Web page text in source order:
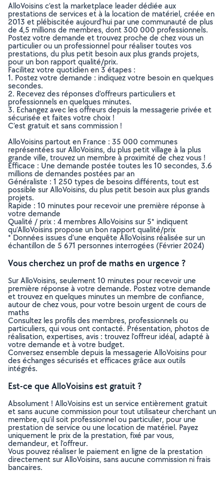
AlloVoisins c’est la marketplace leader dédiée aux
prestations de services et à la location de matériel, créée en
2013 et plébiscitée aujourd’hui par une communauté de plus
de 4,5 millions de membres, dont 300 000 professionnels.
Postez votre demande et trouvez proche de chez vous un
particulier ou un professionnel pour réaliser toutes vos
prestations, du plus petit besoin aux plus grands projets,
pour un bon rapport qualité/prix.
Facilitez votre quotidien en 3 étapes :
1. Postez votre demande : indiquez votre besoin en quelques
secondes.
2. Recevez des réponses d’offreurs particuliers et
professionnels en quelques minutes.
3. Echangez avec les offreurs depuis la messagerie privée et
sécurisée et faites votre choix !
C’est gratuit et sans commission !
AlloVoisins partout en France : 35 000 communes
représentées sur AlloVoisins, du plus petit village à la plus
grande ville, trouvez un membre à proximité de chez vous !
Efficace : Une demande postée toutes les 10 secondes, 3.6
millions de demandes postées par an
Généraliste : 1 250 types de besoins différents, tout est
possible sur AlloVoisins, du plus petit besoin aux plus grands
projets.
Rapide : 10 minutes pour recevoir une première réponse à
votre demande
Qualité / prix : 4 membres AlloVoisins sur 5* indiquent
qu’AlloVoisins propose un bon rapport qualité/prix
* Données issues d’une enquête AlloVoisins réalisée sur un
échantillon de 5 671 personnes interrogées (Février 2024)
Vous cherchez un prof de maths en urgence ?
Sur AlloVoisins, seulement 10 minutes pour recevoir une
première réponse à votre demande. Postez votre demande
et trouvez en quelques minutes un membre de confiance,
autour de chez vous, pour votre besoin urgent de cours de
maths
Consultez les profils des membres, professionnels ou
particuliers, qui vous ont contacté. Présentation, photos de
réalisation, expertises, avis : trouvez l'offreur idéal, adapté à
votre demande et à votre budget.
Conversez ensemble depuis la messagerie AlloVoisins pour
des échanges sécurisés et efficaces grâce aux outils
intégrés.
Est-ce que AlloVoisins est gratuit ?
Absolument ! AlloVoisins est un service entièrement gratuit
et sans aucune commission pour tout utilisateur cherchant un
membre, qu’il soit professionnel ou particulier, pour une
prestation de service ou une location de matériel. Payez
uniquement le prix de la prestation, fixé par vous,
demandeur, et l’offreur.
Vous pouvez réaliser le paiement en ligne de la prestation
directement sur AlloVoisins, sans aucune commission ni frais
bancaires.